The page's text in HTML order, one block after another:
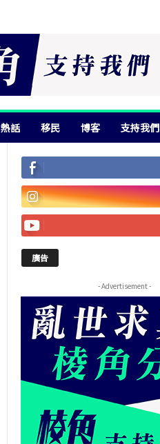
熱話 移民 博客 支持我們
廣告
- Advertisement -